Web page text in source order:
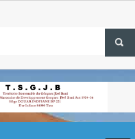
a Dakhla et
Tata
service
les vols Paris-